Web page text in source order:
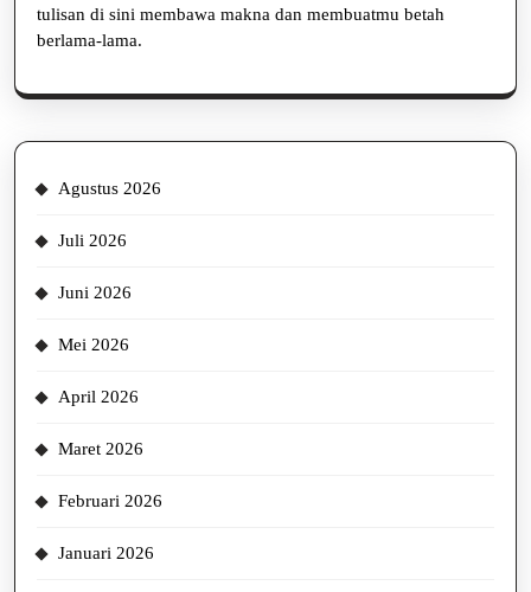
tulisan di sini membawa makna dan membuatmu betah
berlama-lama.
Agustus 2026
Juli 2026
Juni 2026
Mei 2026
April 2026
Maret 2026
Februari 2026
Januari 2026